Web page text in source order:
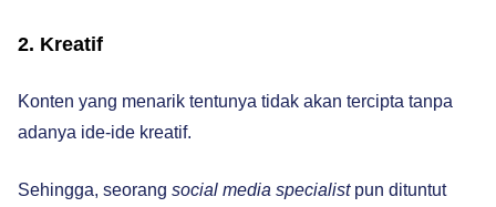
2. Kreatif
Konten yang menarik tentunya tidak akan tercipta tanpa
adanya ide-ide kreatif.
Sehingga, seorang social media specialistpun dituntut